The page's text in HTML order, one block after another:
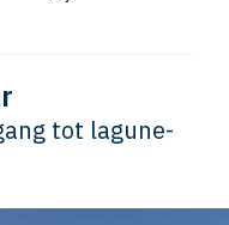
tot lagune-